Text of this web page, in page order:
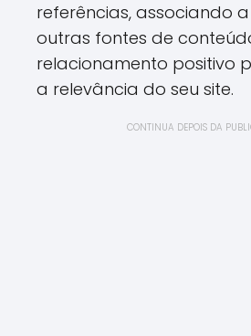
referências, associando
outras fontes de
relacionamento positivo
a relevância do seu site.
CONTINUA DEPOIS DA